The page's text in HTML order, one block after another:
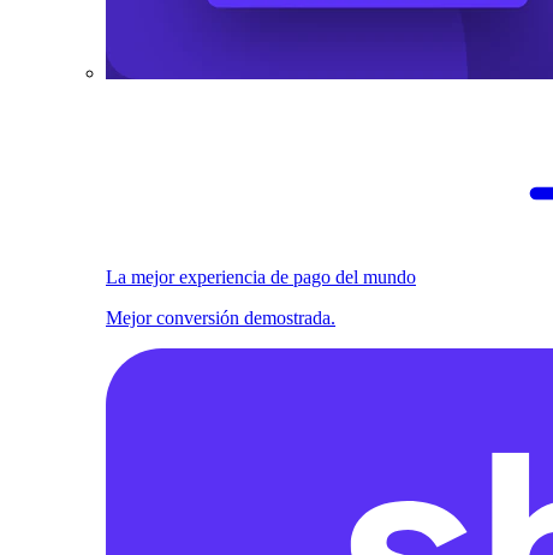
La mejor experiencia de pago del mundo
Mejor conversión demostrada.